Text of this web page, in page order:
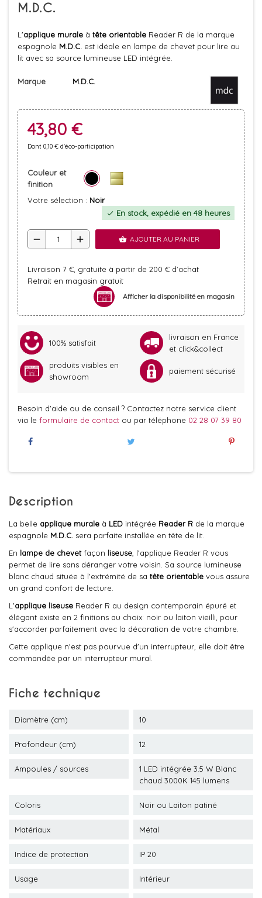
M.D.C.
L'applique murale à tête orientable Reader R de la marque
espagnole M.D.C. est idéale en lampe de chevet pour lire au
lit avec sa source lumineuse LED intégrée.
Marque M.D.C.
43,80 €
Dont 0,10 € d'éco-participation
Couleur et
finition
Votre sélection : Noir
check En stock, expédié en 48 heures
remove add shopping_basket AJOUTER AU PANIER
Livraison 7 €, gratuite à partir de 200 € d'achat
Retrait en magasin gratuit
Afficher la disponibilité en magasin
100% satisfait
livraison en France
et click&collect
produits visibles en
showroom
paiement sécurisé
Besoin d'aide ou de conseil ? Contactez notre service client
via le formulaire de contact ou par téléphone 02 28 07 39 80
Description
La belle applique murale à LED intégrée Reader R de la marque
espagnole M.D.C. sera parfaite installée en tête de lit.
En lampe de chevetfaçon liseuse , l'applique Reader R vous
permet de lire sans déranger votre voisin. Sa source lumineuse
blanc chaud située à l'extrémité de sa tête orientable vous assure
un grand confort de lecture.
L'applique liseuse Reader R au design contemporain épuré et
élégant existe en 2 finitions au choix: noir ou laiton vieilli, pour
s'accorder parfaitement avec la décoration de votre chambre.
Cette applique n'est pas pourvue d'un interrupteur, elle doit être
commandée par un interrupteur mural.
Fiche technique
Diamètre (cm) 10
Profondeur (cm) 12
Ampoules / sources
1 LED intégrée 3.5 W Blanc
chaud 3000K 145 lumens
Coloris Noir ou Laiton patiné
Matériaux Métal
Indice de protection IP 20
Usage Intérieur